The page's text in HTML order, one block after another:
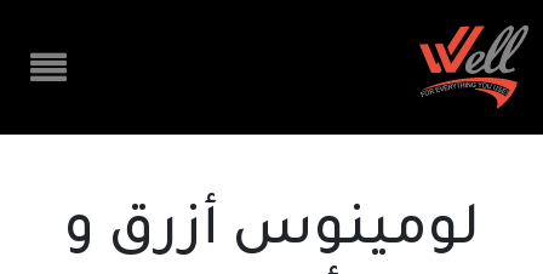
لومينوس أزرق و